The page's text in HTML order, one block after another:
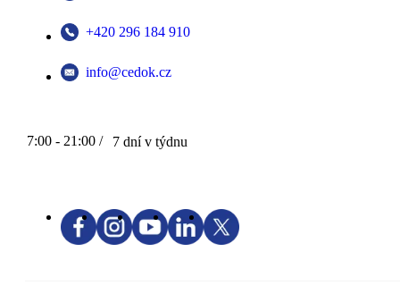
+420 296 184 910
info@cedok.cz
7:00 - 21:00 / 7 dní v týdnu